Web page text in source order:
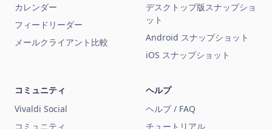
カレンダー
フィードリーダー
メールクライアント比較
デスクトップ版スナップショ
ット
Android スナップショット
iOS スナップショット
コミュニティ
Vivaldi Social
コミュニティ
ヘルプ
ヘルプ / FAQ
チュートリアル